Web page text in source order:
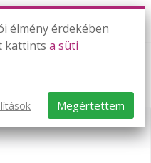
- alapok
élmény érdekében
kattints a süti
Megértettem